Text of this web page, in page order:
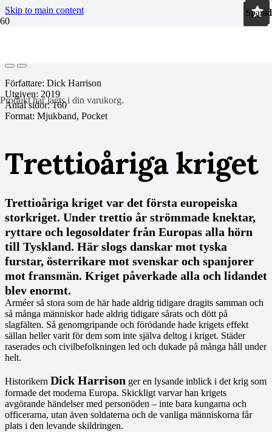
Skip to main content
Produkthar lagts i din varukorg.
Författare: Dick Harrison
Utgiven: 2019
Antal sidor:160
Format: Mjukband, Pocket
Trettioåriga kriget
Trettioåriga kriget var det första europeiska
storkriget. Under trettio år strömmade knektar,
ryttare och legosoldater från Europas alla hörn
till Tyskland. Här slogs danskar mot tyska
furstar, österrikare mot svenskar och spanjorer
mot fransmän. Kriget påverkade alla och lidandet
blev enormt.
Arméer så stora som de här hade aldrig tidigare dragits samman och
så många människor hade aldrig tidigare sårats och dött på
slagfälten. Så genomgripande och förödande hade krigets effekt
sällan heller varit för dem som inte själva deltog i kriget. Städer
raserades och civilbefolkningen led och dukade på många håll under
helt.
Historikern Dick Harrison ger en lysande inblick i det krig som
formade det moderna Europa. Skickligt varvar han krigets
avgörande händelser med personöden – inte bara kungarna och
officerarna, utan även soldaterna och de vanliga människorna får
plats i den levande skildringen.
Sparad
Sparad
Sparad
Sparad
Sparad
Sparad
Sparad
Sparad
Sparad
Sparad
Sparad